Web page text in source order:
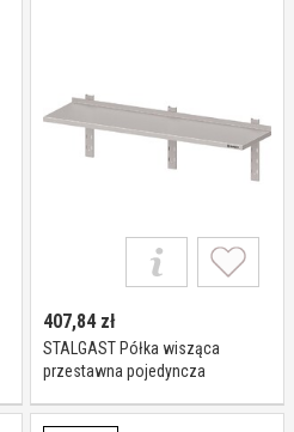
407,84zł
STALGAST Półka wisząca
przestawna pojedyncza